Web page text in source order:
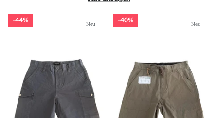
Neu
44% Neu
40%